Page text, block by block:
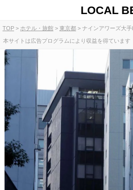
LOCAL
TOP ホテル・旅館 東京都 ナインアワーズ大手
本サイトは広告プログラムにより収益を得ています